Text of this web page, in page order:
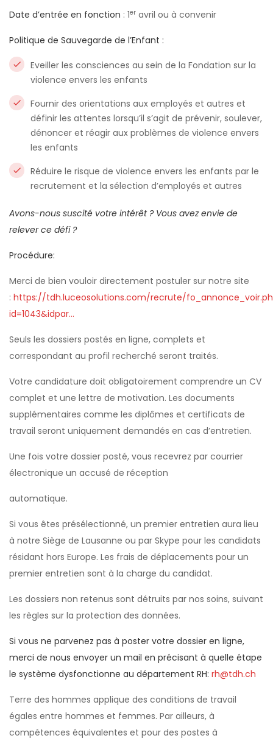
Date d’entrée en fonction : 1er avril ou à convenir
Politique de Sauvegarde de l’Enfant :
Eveiller les consciences au sein de la Fondation sur la
violence envers les enfants
Fournir des orientations aux employés et autres et
définir les attentes lorsqu’il s’agit de prévenir, soulever,
dénoncer et réagir aux problèmes de violence envers
les enfants
Réduire le risque de violence envers les enfants par le
recrutement et la sélection d’employés et autres
Avons-nous suscité votre intérêt ? Vous avez envie de
relever ce défi ?
Procédure:
Merci de bien vouloir directement postuler sur notre site
: https://tdh.luceosolutions.com/recrute/
id=1043&idpar…
Seuls les dossiers postés en ligne, complets et
correspondant au profil recherché seront traités.
Votre candidature doit obligatoirement comprendre un CV
complet et une lettre de motivation. Les documents
supplémentaires comme les diplômes et certificats de
travail seront uniquement demandés en cas d’entretien.
Une fois votre dossier posté, vous recevrez par courrier
électronique un accusé de réception
automatique.
Si vous êtes présélectionné, un premier entretien aura lieu
à notre Siège de Lausanne ou par Skype pour les candidats
résidant hors Europe. Les frais de déplacements pour un
premier entretien sont à la charge du candidat.
Les dossiers non retenus sont détruits par nos soins, suivant
les règles sur la protection des données.
Si vous ne parvenez pas à poster votre dossier en ligne,
merci de nous envoyer un mail en précisant à quelle étape
le système dysfonctionne au département RH: rh@tdh.ch
Terre des hommes applique des conditions de travail
égales entre hommes et femmes. Par ailleurs, à
compétences équivalentes et pour des postes à